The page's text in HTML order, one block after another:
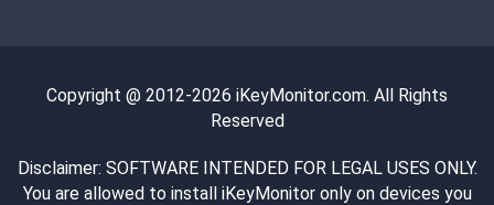
Copyright @ 2012-2026 iKeyMonitor.com. All Rights
Reserved
Disclaimer: SOFTWARE INTENDED FOR LEGAL USES ONLY.
You are allowed to install iKeyMonitor only on devices you